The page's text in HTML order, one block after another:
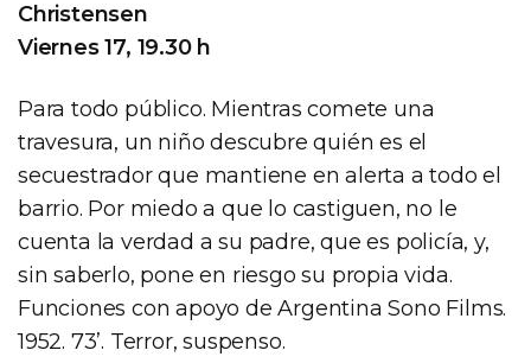
Christensen
Viernes 17, 19.30 h
Para todo público. Mientras comete una
travesura, un niño descubre quién es el
secuestrador que mantiene en alerta a todo el
barrio. Por miedo a que lo castiguen, no le
cuenta la verdad a su padre, que es policía, y,
sin saberlo, pone en riesgo su propia vida.
Funciones con apoyo de Argentina Sono Films.
1952. 73’. Terror, suspenso.